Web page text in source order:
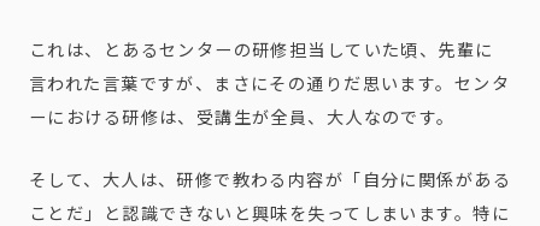
これは、とあるセンターの研修担当していた頃、 先輩に
言われた言葉ですが、まさにその通りだ思います。センタ
ーにおける研修は、 受講生が全員、大人なのです。
そして、大人は、研修で教わる内容が「自分に関係がある
ことだ」
と認識できないと興味を失ってしまいます。特に